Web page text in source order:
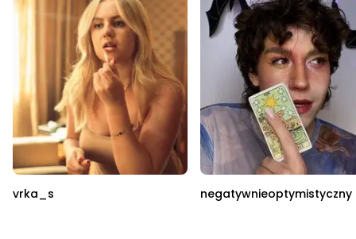
vrka_s negatywnieoptymistyczny